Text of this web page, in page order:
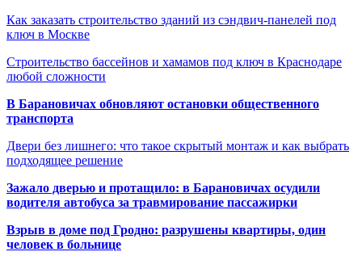
Как заказать строительство зданий из сэндвич-панелей под
ключ в Москве
Строительство бассейнов и хамамов под ключ в Краснодаре
любой сложности
В Барановичах обновляют остановки общественного
транспорта
Двери без лишнего: что такое скрытый монтаж и как выбрать
подходящее решение
Зажало дверью и протащило: в Барановичах осудили
водителя автобуса за травмирование пассажирки
Взрыв в доме под Гродно: разрушены квартиры, один
человек в больнице